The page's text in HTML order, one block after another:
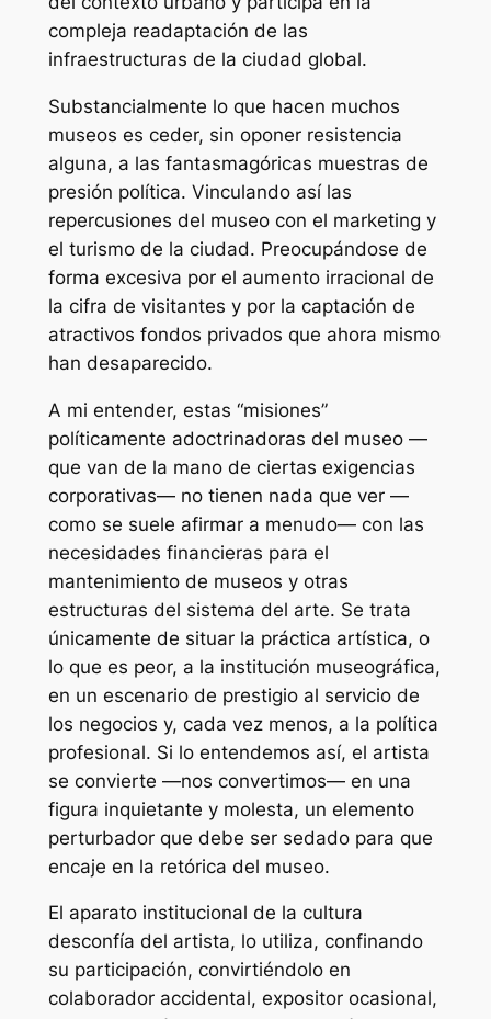
compleja readaptación de las
infraestructuras de la ciudad global.
Substancialmente lo que hacen muchos
museos es ceder, sin oponer resistencia
alguna, a las fantasmagóricas muestras de
presión política. Vinculando así las
repercusiones del museo con el marketing y
el turismo de la ciudad. Preocupándose de
forma excesiva por el aumento irracional de
la cifra de visitantes y por la captación de
atractivos fondos privados que ahora mismo
han desaparecido.
A mi entender, estas “misiones”
políticamente adoctrinadoras del museo —
que van de la mano de ciertas exigencias
corporativas— no tienen nada que ver —
como se suele afirmar a menudo— con las
necesidades financieras para el
mantenimiento de museos y otras
estructuras del sistema del arte. Se trata
únicamente de situar la práctica artística, o
lo que es peor, a la institución museográfica,
en un escenario de prestigio al servicio de
los negocios y, cada vez menos, a la política
profesional. Si lo entendemos así, el artista
se convierte —nos convertimos— en una
figura inquietante y molesta, un elemento
perturbador que debe ser sedado para que
encaje en la retórica del museo.
El aparato institucional de la cultura
desconfía del artista, lo utiliza, confinando
su participación, convirtiéndolo en
colaborador accidental, expositor ocasional,